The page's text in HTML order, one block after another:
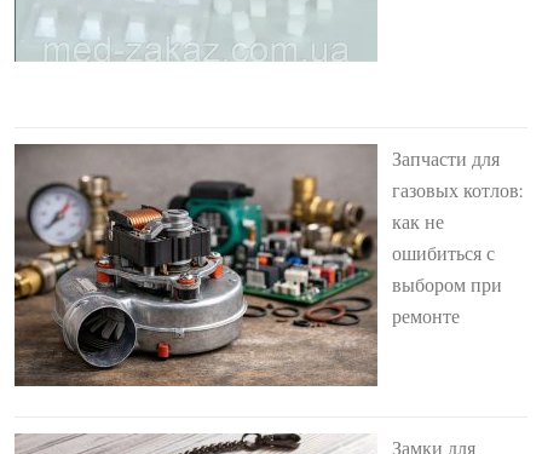
Запчасти для
газовых котлов:
как не
ошибиться с
выбором при
ремонте
Замки для